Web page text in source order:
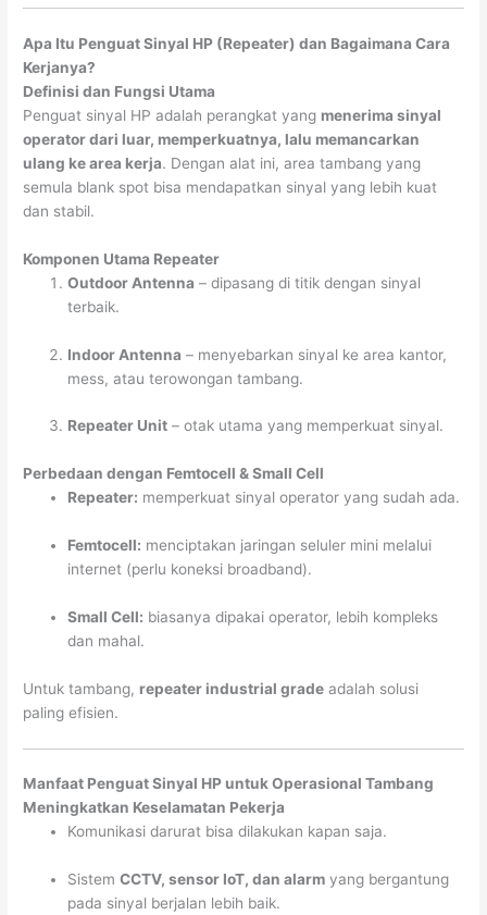
Apa Itu Penguat Sinyal HP (Repeater) dan Bagaimana Cara
Kerjanya?
Definisi dan Fungsi Utama
Penguat sinyal HP adalah perangkat yang menerima sinyal
operator dari luar, memperkuatnya, lalu memancarkan
ulang ke area kerja. Dengan alat ini, area tambang yang
semula blank spot bisa mendapatkan sinyal yang lebih kuat
dan stabil.
Komponen Utama Repeater
Outdoor Antenna – dipasang di titik dengan sinyal
terbaik.
Indoor Antenna – menyebarkan sinyal ke area kantor,
mess, atau terowongan tambang.
Repeater Unit – otak utama yang memperkuat sinyal.
Perbedaan dengan Femtocell & Small Cell
Repeater: memperkuat sinyal operator yang sudah ada.
Femtocell: menciptakan jaringan seluler mini melalui
internet (perlu koneksi broadband).
Small Cell: biasanya dipakai operator, lebih kompleks
dan mahal.
Untuk tambang, repeater industrial grade adalah solusi
paling efisien.
Manfaat Penguat Sinyal HP untuk Operasional Tambang
Meningkatkan Keselamatan Pekerja
Komunikasi darurat bisa dilakukan kapan saja.
SistemCCTV, sensor IoT, dan alarm yang bergantung
pada sinyal berjalan lebih baik.